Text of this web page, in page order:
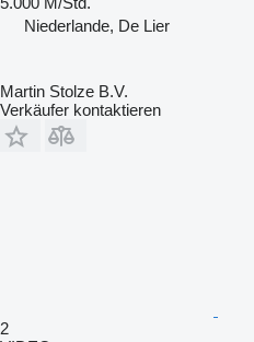
Niederlande, De Lier
Martin Stolze B.V.
Verkäufer kontaktieren
2